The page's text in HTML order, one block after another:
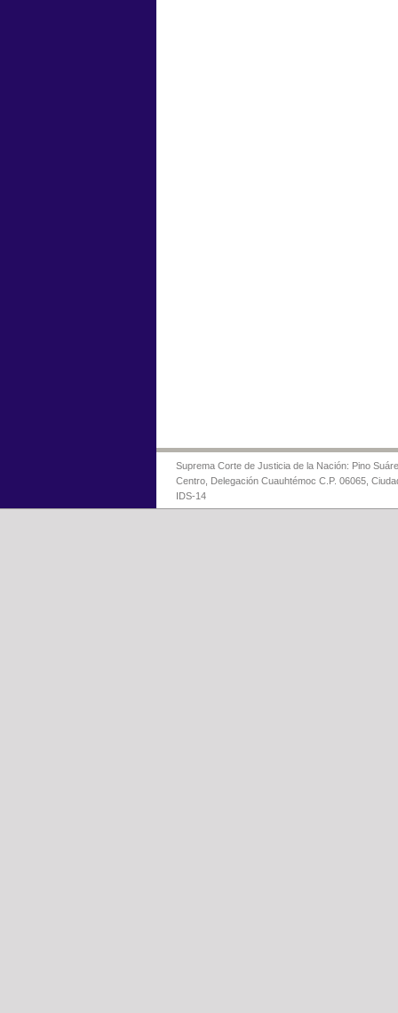
Suprema Corte de Justicia de la Nación: Pino
Centro, Delegación Cuauhtémoc C.P. 06065,
IDS-14